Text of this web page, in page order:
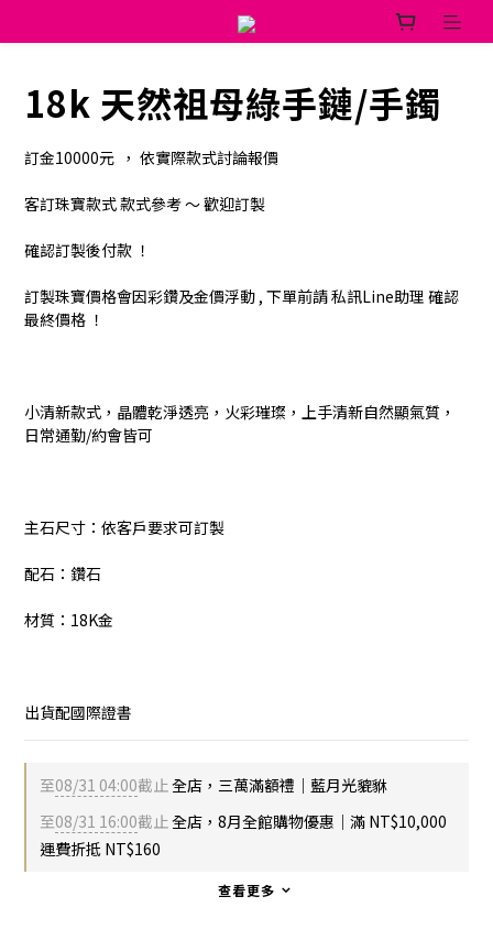
18k 天然祖母綠手鏈/手鐲
訂金10000元  ， 依實際款式討論報價
客訂珠寶款式 款式參考 ～ 歡迎訂製
確認訂製後付款 ！
訂製珠寶價格會因彩鑽及金價浮動 , 下單前請 私訊Line助理 確認
最終價格 ！
小清新款式，晶體乾淨透亮，火彩璀璨，上手清新自然顯氣質，
日常通勤/約會皆可
主石尺寸：依客戶要求可訂製
配石：鑽石
材質：18K金
出貨配國際證書
至08/31 04:00截止全店，三萬滿額禮｜藍月光貔貅
至08/31 16:00截止全店，8月全館購物優惠｜滿 NT$10,000
運費折抵 NT$160
查看更多